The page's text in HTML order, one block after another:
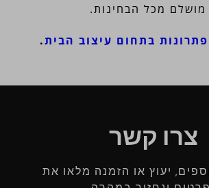
מושלם מכל הבחינות.
פתרונות בתחום עיצוב הבית.
צרו קשר
יעוץ או הזמנה מלאו את